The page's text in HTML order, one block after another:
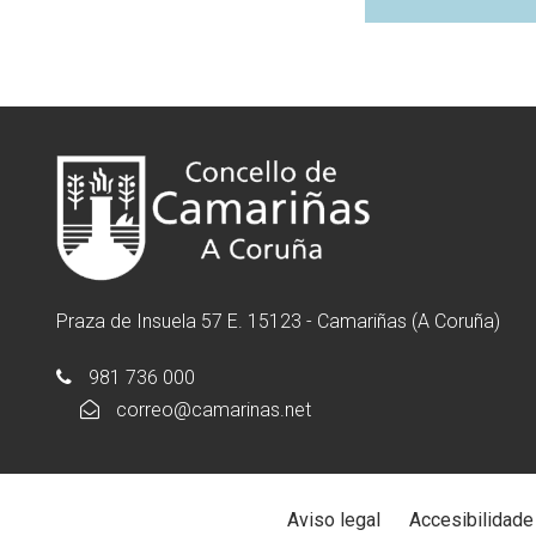
Praza de Insuela 57 E. 15123 - Camariñas (A Coruña)
981 736 000
correo@camarinas.net
Aviso legal Accesibilidade